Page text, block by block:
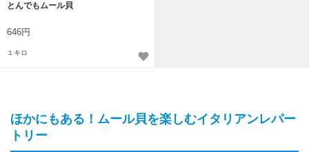
とんでもムール貝
646円
１キロ
ほかにもある！ムール貝を楽しむイタリアンレパー
トリー